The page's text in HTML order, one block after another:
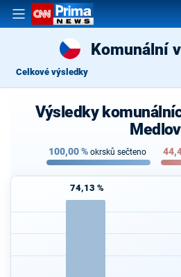
Komunální
Celkové výsledky
Výsledky
Medlov
100,00% okrsků sečteno
74,13 %